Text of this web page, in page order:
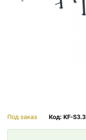
Под заказ Код: KF-S3.3